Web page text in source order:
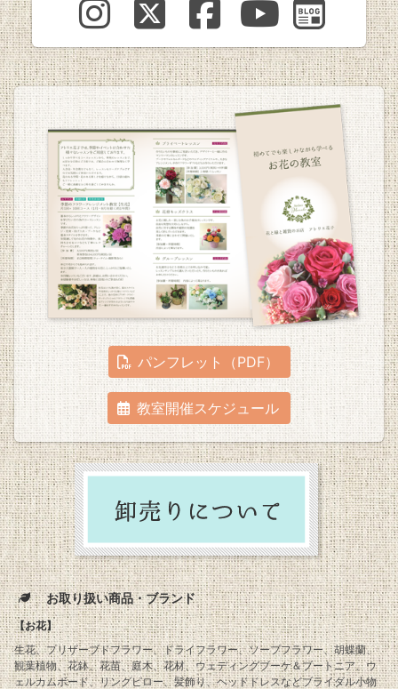
パンフレット（PDF）
教室開催スケジュール
お取り扱い商品・ブランド
【お花】
生花、プリザーブドフラワー、ドライフラワー、ソープフラワー、胡蝶蘭、
観葉植物、花鉢、花苗、庭木、花材、ウェディングブーケ＆ブートニア、ウ
ェルカムボード、リングピロー、髪飾り、ヘッドドレスなどブライダル小物